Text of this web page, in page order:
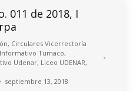
011 de 2018, I
, Circulares Vicerrectoría
Informativo Tumaco,
Udenar, Liceo UDENAR,
septiembre 13, 2018